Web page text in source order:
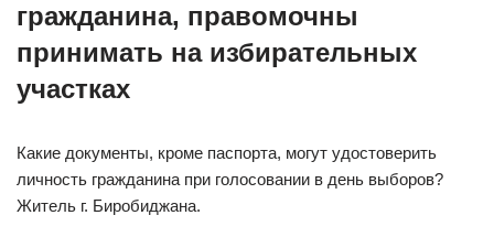
гражданина, правомочны
принимать на избирательных
участках
Какие документы, кроме паспорта, могут удостоверить
личность гражданина при голосовании в день выборов?
Житель г. Биробиджана.